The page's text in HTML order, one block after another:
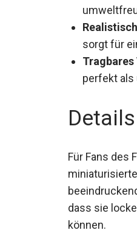
und
sorgt für
Tragbares
perfekt als
Details
Für Fans des
klein, dass
verschwinden